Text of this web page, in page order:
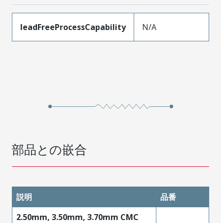
leadFreeProcessCapability N/A
部品との嵌合
説明
品番
2.50mm, 3.50mm, 3.70mm CMC